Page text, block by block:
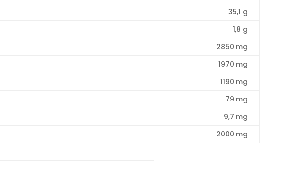
35,1 g
1,8 g
2850 mg
1970 mg
1190 mg
79 mg
9,7 mg
2000 mg